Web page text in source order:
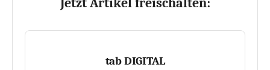
tab DIGITAL